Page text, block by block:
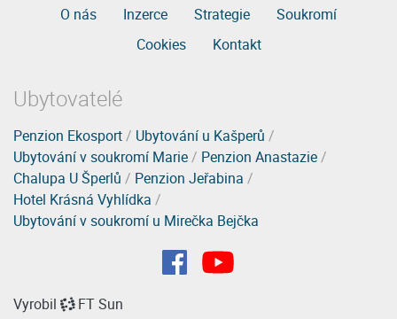
O nás Inzerce Strategie
Soukromí
Cookies
Kontakt
Ubytovatelé
Penzion Ekosport/ Ubytování u Kašperů /
Ubytování v soukromí Marie/ Penzion Anastazie/
Chalupa U Šperlů / Penzion Jeřabina /
Hotel Krásná Vyhlídka /
Ubytování v soukromí u Mirečka Bejčka
Vyrobil FT Sun